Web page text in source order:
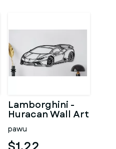
Lamborghini -
Huracan Wall Art
pawu